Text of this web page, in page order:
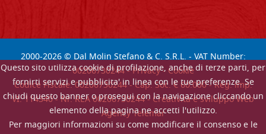
Questo sito utilizza cookie di profilazione, anche di terze parti, per
fornirti servizi e pubblicita' in linea con le tue preferenze. Se
chiudi questo banner o prosegui con la navigazione cliccando un
elemento della pagina ne accetti l'utilizzo.
Per maggiori informazioni su come modificare il consenso e le
2000-2026© Dal Molin Stefano & C. S.R.L. - VAT Number:
00206730244 -Privacy- Cookie
Codice Fiscale: 00206730244 - Cap. Soc. € 60.000 - Reg. imp.
VI: 114340 - Nr. REA 00206730244 - Creatività e sviluppo Web
Agency Telemar